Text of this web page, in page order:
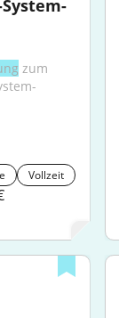
zum
Vollzeit